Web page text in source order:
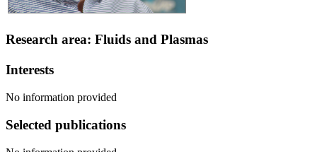
Research area: Fluids and Plasmas
Interests
No information provided
Selected publications